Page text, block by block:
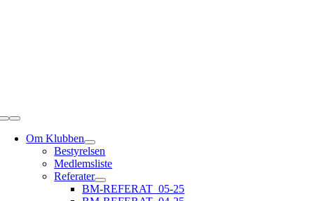
Toggle
NavigationOm Klubben
Bestyrelsen
Medlemsliste
Referater
BM-REFERAT_05-25